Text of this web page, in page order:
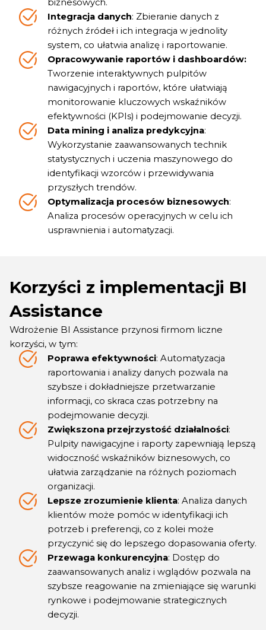
biznesowych.
Integracja danych: Zbieranie danych z
różnych źródeł i ich integracja w jednolity
system, co ułatwia analizę i raportowanie.
Opracowywanie raportów i dashboardów:
Tworzenie interaktywnych pulpitów
nawigacyjnych i raportów, które ułatwiają
monitorowanie kluczowych wskaźników
efektywności (KPIs) i podejmowanie decyzji.
Data mining i analiza predykcyjna:
Wykorzystanie zaawansowanych technik
statystycznych i uczenia maszynowego do
identyfikacji wzorców i przewidywania
przyszłych trendów.
Optymalizacja procesów biznesowych:
Analiza procesów operacyjnych w celu ich
usprawnienia i automatyzacji.
Korzyści z implementacji BI
Assistance
Wdrożenie BI Assistance przynosi firmom liczne
korzyści, w tym:
Poprawa efektywności: Automatyzacja
raportowania i analizy danych pozwala na
szybsze i dokładniejsze przetwarzanie
informacji, co skraca czas potrzebny na
podejmowanie decyzji.
Zwiększona przejrzystość działalności:
Pulpity nawigacyjne i raporty zapewniają lepszą
widoczność wskaźników biznesowych, co
ułatwia zarządzanie na różnych poziomach
organizacji.
Lepsze zrozumienie klienta: Analiza danych
klientów może pomóc w identyfikacji ich
potrzeb i preferencji, co z kolei może
przyczynić się do lepszego dopasowania oferty.
Przewaga konkurencyjna: Dostęp do
zaawansowanych analiz i wglądów pozwala na
szybsze reagowanie na zmieniające się warunki
rynkowe i podejmowanie strategicznych
decyzji.